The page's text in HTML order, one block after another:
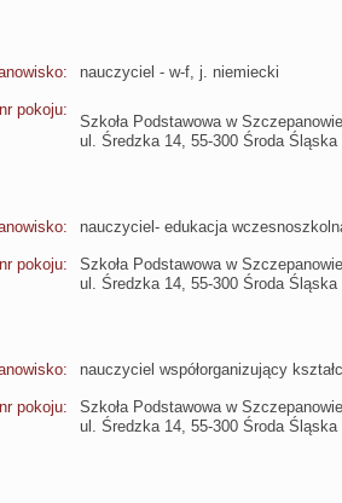
nauczyciel - w-f, j. niemiecki
pokoju:
Szkoła Podstawowa w Szczepanowie
ul. Średzka 14, 55-300 Środa Śląska
nauczyciel- edukacja
pokoju:
Szkoła Podstawowa w Szczepanowie
ul. Średzka 14, 55-300 Środa Śląska
nauczyciel współorganizujący
pokoju:
Szkoła Podstawowa w Szczepanowie
ul. Średzka 14, 55-300 Środa Śląska